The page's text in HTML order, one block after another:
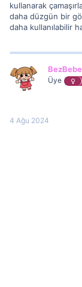
kullanarak
daha düzgün bir
daha kullanılabilir
Üye
4 Ağu 2024